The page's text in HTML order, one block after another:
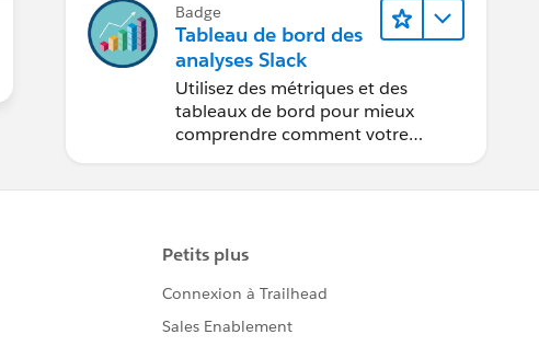
Badge
Tableau de bord des
analyses Slack
Utilisez des métriques et des
tableaux de bord pour mieux
comprendre comment votre